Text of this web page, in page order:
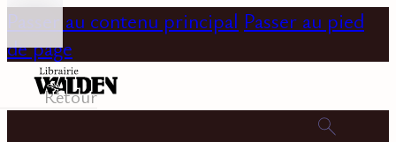
Passer au contenu principal Passer au pied
de page
Retour